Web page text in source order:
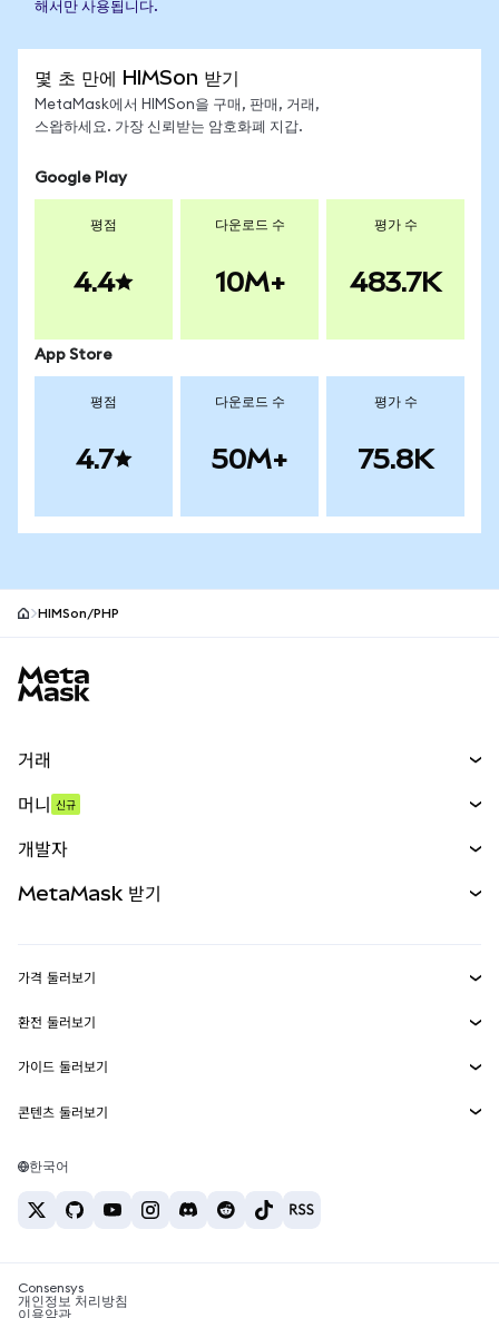
해서만 사용됩니다.
몇 초 만에 HIMSon 받기
MetaMask에서 HIMSon을 구매, 판매, 거래,
스왑하세요. 가장 신뢰받는 암호화폐 지갑.
Google Play
평점
4.4
다운로드 수
10M+
평가 수
483.7K
App Store
평점
4.7
다운로드 수
50M+
평가 수
75.8K
HIMSon/PHP
거래
무기한 선물
실물자산
머니 신규
개발자
MetaMask Connect
Snaps
웹3 서비스
MetaMask 받기
보안
고객 지원
채용
가격 둘러보기
이더리움 가격
솔라나 가격
테더 가격
환전 둘러보기
ETH를 USD로 환전
USDT를 INR로 환전
BTC를 INR로 환전
ETH를 USDT로 환전
가이드 둘러보기
ETH 매수
USDT 매수
SHIB 매수
콘텐츠 둘러보기
솔라나 지갑
암호화폐 세금 뉴스
한국어
Consensys
개인정보 처리방침
이용약관